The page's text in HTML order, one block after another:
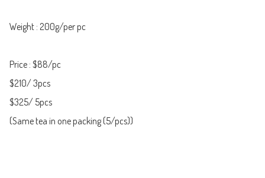
Weight : 200g/per pc
Price : $88/pc
$210/ 3pcs
$325/ 5pcs
(Same tea in one packing (5/pcs))